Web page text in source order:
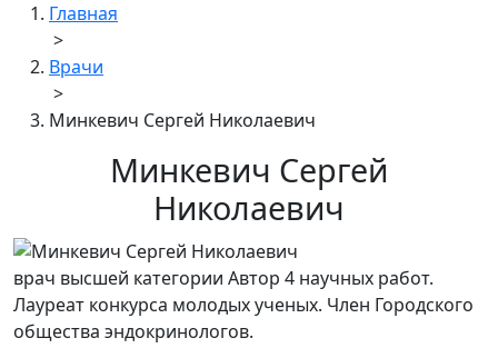
Главная
>
Врачи
>
Минкевич Сергей Николаевич
Минкевич Сергей
Николаевич
врач высшей категории Автор 4 научных работ.
Лауреат конкурса молодых ученых. Член Городского
общества эндокринологов.